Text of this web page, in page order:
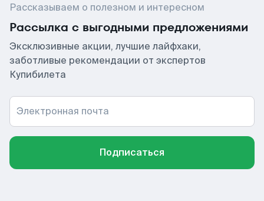
Рассказываем о полезном и интересном
Рассылка с выгодными предложениями
Эксклюзивные акции, лучшие лайфхаки,
заботливые рекомендации от экспертов
Купибилета
Электронная почта
Подписаться